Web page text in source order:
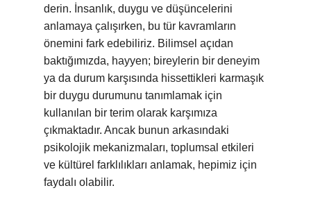
derin. İnsanlık, duygu ve düşüncelerini
anlamaya çalışırken, bu tür kavramların
önemini fark edebiliriz. Bilimsel açıdan
baktığımızda, hayyen; bireylerin bir deneyim
ya da durum karşısında hissettikleri karmaşık
bir duygu durumunu tanımlamak için
kullanılan bir terim olarak karşımıza
çıkmaktadır. Ancak bunun arkasındaki
psikolojik mekanizmaları, toplumsal etkileri
ve kültürel farklılıkları anlamak, hepimiz için
faydalı olabilir.